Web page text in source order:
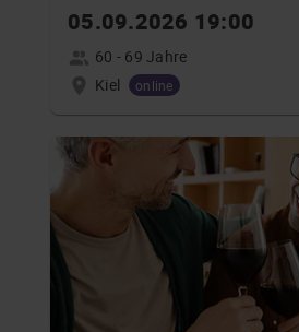
05.09.2026 19:00
60 - 69 Jahre
Kiel
online